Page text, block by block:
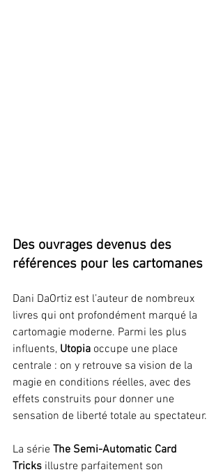
Des ouvrages devenus des
références pour les cartomanes
Dani DaOrtiz est l’auteur de nombreux
livres qui ont profondément marqué la
cartomagie moderne. Parmi les plus
influents, Utopia occupe une place
centrale : on y retrouve sa vision de la
magie en conditions réelles, avec des
effets construits pour donner une
sensation de liberté totale au spectateur.
La série The Semi-Automatic Card
Tricks illustre parfaitement son